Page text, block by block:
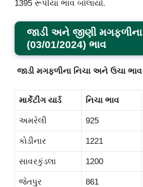
1395 રૂપીયા ભાવ બોલાયો.
જાડી અને જીણી મગફળીના
(03/01/2024) ભાવ
જાડી મગફળીના નિચા અને ઉચા ભાવ
માર્કેટીંગ યાર્ડ નિચા ભાવ
અમરેલી 925
કોડીનાર 1221
સાવરકુંડલા 1200
જેતપુર 861